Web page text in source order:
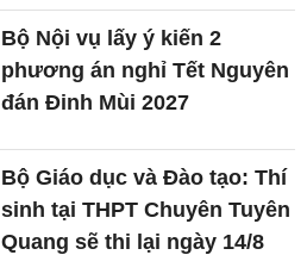
Bộ Nội vụ lấy ý kiến 2
phương án nghỉ Tết Nguyên
đán Đinh Mùi 2027
Bộ Giáo dục và Đào tạo: Thí
sinh tại THPT Chuyên Tuyên
Quang sẽ thi lại ngày 14/8